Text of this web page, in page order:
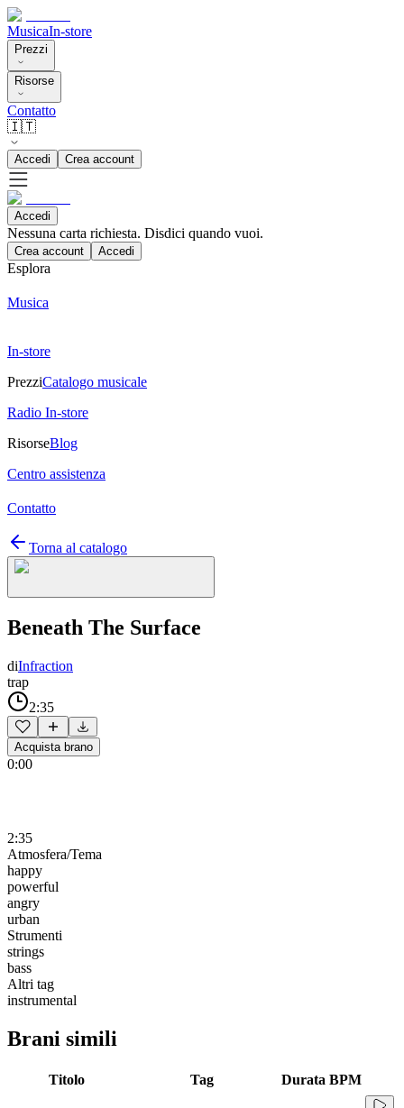
MusicaIn-store
Prezzi
Risorse
Contatto
🇮🇹
Accedi Crea account
Accedi
Nessuna carta richiesta. Disdici quando vuoi.
Crea account Accedi
Esplora
Musica
In-store
PrezziCatalogo musicale
Radio In-store
RisorseBlog
Centro assistenza
Contatto
Torna al catalogo
Beneath The Surface
diInfraction
trap
2:35
Acquista brano
0:00
2:35
Atmosfera/Tema
happy
powerful
angry
urban
Strumenti
strings
bass
Altri tag
instrumental
Brani simili
Titolo Tag Durata BPM